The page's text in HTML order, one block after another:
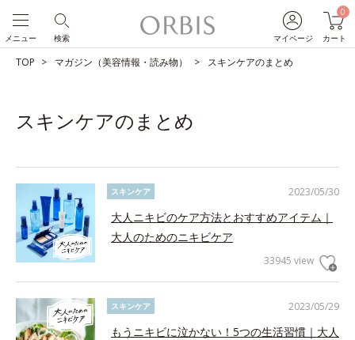
マイページ
0
カート
検索
メニュー
TOP マガジン（美容情報・読み物） スキンケアのまとめ
スキンケアのまとめ
2023/05/30
スキンケア
大人ニキビのケア方法とおすすめアイテム｜
大人のためのニキビケア
33945 view
2023/05/29
スキンケア
もうニキビに泣かない！5つの生活習慣｜大人